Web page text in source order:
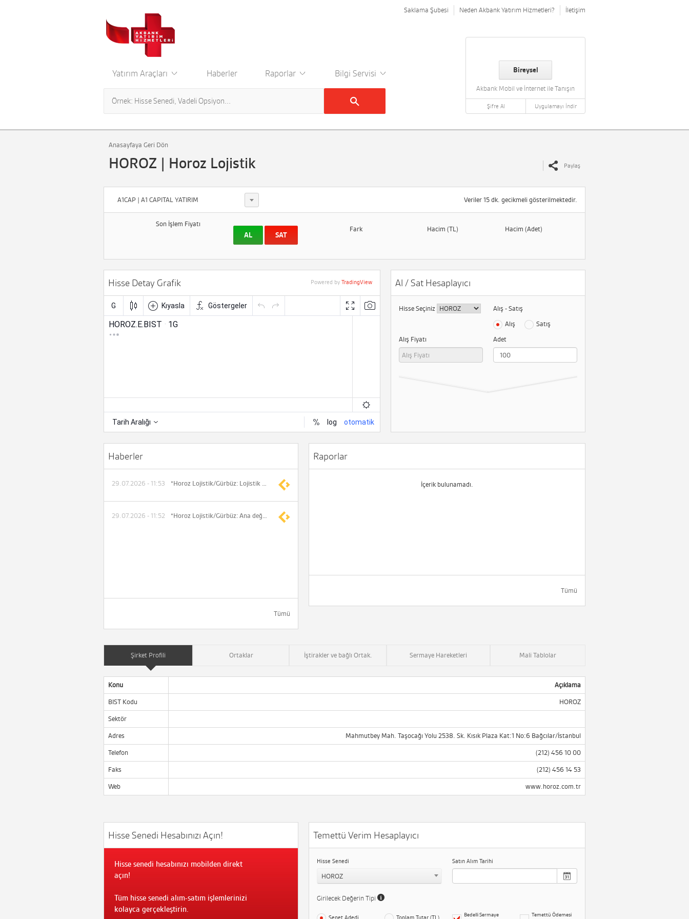
Saklama Şubesi Neden Akbank Yatırım Hizmetleri? İletişim
Bireysel
Akbank Mobil ve İnternet ile Tanışın
Şifre Al Uygulamayı İndir
Yatırım Araçları Haberler Raporlar Bilgi Servisi
Anasayfaya Geri Dön
HOROZ | Horoz Lojistik Paylaş
A1CAP | A1 CAPITAL YATIRIM Veriler 15 dk. gecikmeli gösterilmektedir.
Son İşlem Fiyatı
AL SAT
Fark Hacim (TL) Hacim (Adet)
Hisse Detay Grafik Powered by TradingView Al / Sat Hesaplayıcı
Hisse Seçiniz
Alış - Satış
Alış
Satış
Alış Fiyatı
Adet
Haberler
*Horoz Lojistik/Gürbüz: Lojistik e-İhracatın olmazsa olmaz tarafı - CNBC-e
29.07.2026 - 11:53
*Horoz Lojistik/Gürbüz: Ana değer kattığımız taraf yurt dışı dağıtım ağı, son 5 yıldır bu tarafa ağırlık verdik - CNBC-e
29.07.2026 - 11:52
Tümü
Raporlar
İçerik bulunamadı.
Tümü
Şirket Profili Ortaklar İştirakler ve bağlı Ortak. Sermaye Hareketleri Mali Tablolar
Konu Açıklama
BIST Kodu HOROZ
Sektör
Adres Mahmutbey Mah. Taşocağı Yolu 2538. Sk. Kısık Plaza Kat:1 No:6 Bağcılar/İstanbul
Telefon (212) 456 10 00
Faks (212) 456 14 53
Web www.horoz.com.tr
Hisse Senedi Hesabınızı Açın!
Hisse senedi hesabınızı mobilden direkt
açın!
Tüm hisse senedi alım-satım işlemlerinizi
kolayca gerçekleştirin.
Temettü Verim Hesaplayıcı
Hisse Senedi
HOROZ
Satın Alım Tarihi
Girilecek Değerin Tipi
Senet Adedi Toplam Tutar (TL) Bedelli Sermaye Temettü Ödemesi